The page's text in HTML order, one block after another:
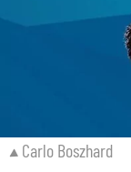
Carlo Boszhard